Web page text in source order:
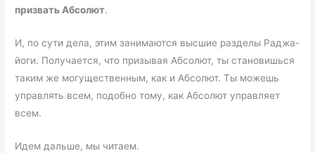
призвать Абсолют.
И, по сути дела, этим занимаются высшие разделы Раджа-
йоги. Получается, что призывая Абсолют, ты становишься
таким же могущественным, как и Абсолют. Ты можешь
управлять всем, подобно тому, как Абсолют управляет
всем.
Идем дальше, мы читаем.